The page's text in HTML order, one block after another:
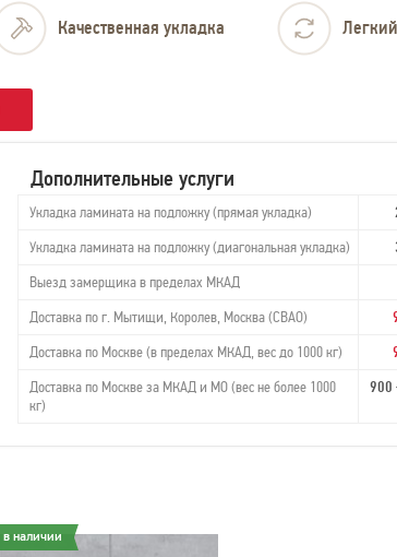
Качественная укладка
Дополнительные услуги
Укладка ламината на подложку (прямая укладка)
Укладка ламината на подложку (диагональная укладка)
Выезд замерщика в пределах МКАД
Доставка по г. Мытищи, Королев, Москва (СВАО)
Доставка по Москве (в пределах МКАД, вес до 1000 кг)
Доставка по Москве за МКАД и МО (вес не более 1000
кг)
900
в наличии